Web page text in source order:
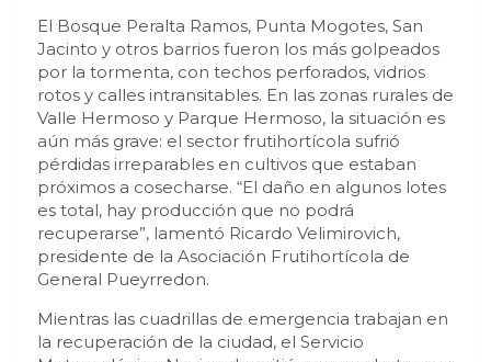
El Bosque Peralta Ramos, Punta Mogotes, San
Jacinto y otros barrios fueron los más golpeados
por la tormenta, con techos perforados, vidrios
rotos y calles intransitables. En las zonas rurales de
Valle Hermoso y Parque Hermoso, la situación es
aún más grave: el sector frutihortícola sufrió
pérdidas irreparables en cultivos que estaban
próximos a cosecharse. “El daño en algunos lotes
es total, hay producción que no podrá
recuperarse”, lamentó Ricardo Velimirovich,
presidente de la Asociación Frutihortícola de
General Pueyrredon.
Mientras las cuadrillas de emergencia trabajan en
la recuperación de la ciudad, el Servicio